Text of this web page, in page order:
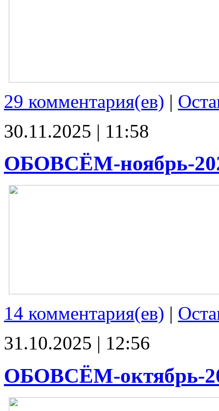
29 комментария(ев) |
30.11.2025 | 11:58
ОБОВСЁМ-ноябрь-
14 комментария(ев) |
31.10.2025 | 12:56
ОБОВСЁМ-октябрь-